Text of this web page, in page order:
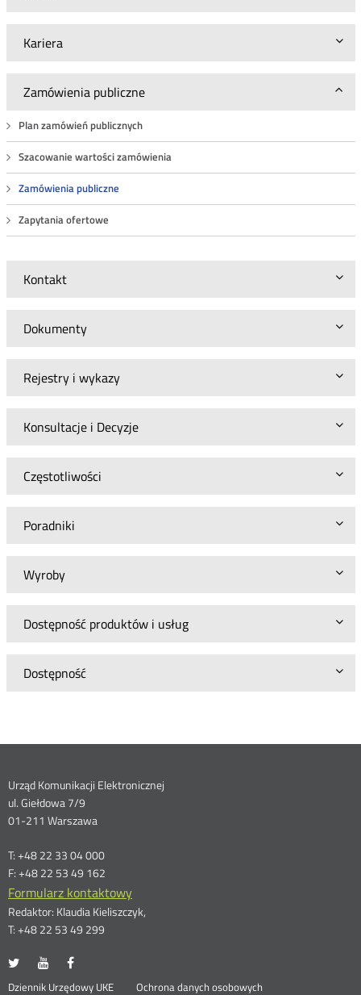
Kariera
Zamówienia publiczne
Plan zamówień publicznych
Szacowanie wartości zamówienia
Zamówienia publiczne
Zapytania ofertowe
Kontakt
Dokumenty
Rejestry i wykazy
Konsultacje i Decyzje
Częstotliwości
Poradniki
Wyroby
Dostępność produktów i usług
Dostępność
Dane
kontaktowe
Urząd Komunikacji Elektronicznej
ul. Giełdowa 7/9
01-211 Warszawa
T: +48 22 33 04 000
F: +48 22 53 49 162
Formularz kontaktowy
Redaktor: Klaudia Kieliszczyk,
T: +48 22 53 49 299
UKE
portalu
OtwórzUKE
portalu
Otwórz
portalu
Dziennik Urzędowy UKE Otwórz
Ochrona danych osobowych